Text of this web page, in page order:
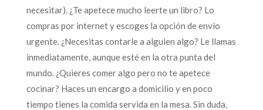
necesitar). ¿Te apetece mucho leerte un libro? Lo
compras por internet y escoges la opción de envío
urgente. ¿Necesitas contarle a alguien algo? Le llamas
inmediatamente, aunque esté en la otra punta del
mundo. ¿Quieres comer algo pero no te apetece
cocinar? Haces un encargo a domicilio y en poco
tiempo tienes la comida servida en la mesa. Sin duda,